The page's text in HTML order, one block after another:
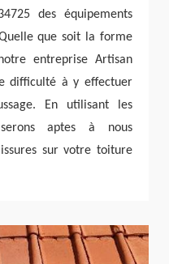
des équipements
que soit la forme
entreprise Artisan
difficulté à y effectuer
En utilisant les
aptes à nous
sur votre toiture